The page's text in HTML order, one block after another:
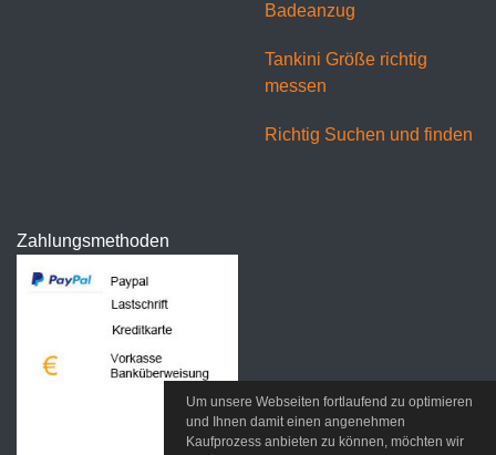
Badeanzug
Tankini Größe richtig
messen
Richtig Suchen und finden
Zahlungsmethoden
Um unsere Webseiten fortlaufend zu optimieren
und Ihnen damit einen angenehmen
Kaufprozess anbieten zu können, möchten wir